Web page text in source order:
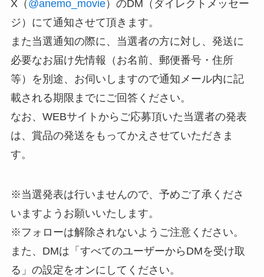
X（ @anemo_movie）のDM（ダイレクトメッセー
ジ）にて通知させて頂きます。
また当選通知の際に、当選者の方に対し、発送に
必要なお届け先情報（お名前、郵便番号・住所
等）を別途、お伺いしますので通知メール内に記
載される期限までにご回答ください。
なお、WEBサイトからご応募頂いた当選者の発表
は、賞品の発送をもってかえさせていただきま
す。
※当選発表は行いませんので、予めご了承くださ
いますようお願いいたします。
※フォローは解除されないようご注意ください。
また、DMは「すべてのユーザーからDMを受け取
る」の設定をオンにしてください。